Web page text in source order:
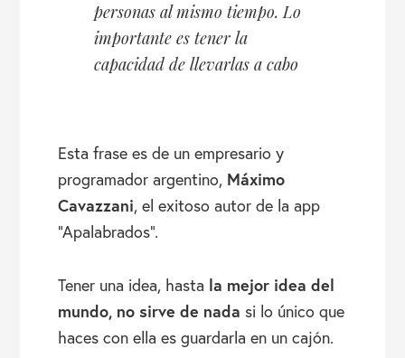
personas al mismo tiempo. Lo
importante es tener la
capacidad de llevarlas a cabo
Esta frase es de un empresario y
programador argentino, Máximo
Cavazzani, el exitoso autor de la app
“Apalabrados”.
Tener una idea, hasta la mejor idea del
mundo, no sirve de nada si lo único que
haces con ella es guardarla en un cajón.